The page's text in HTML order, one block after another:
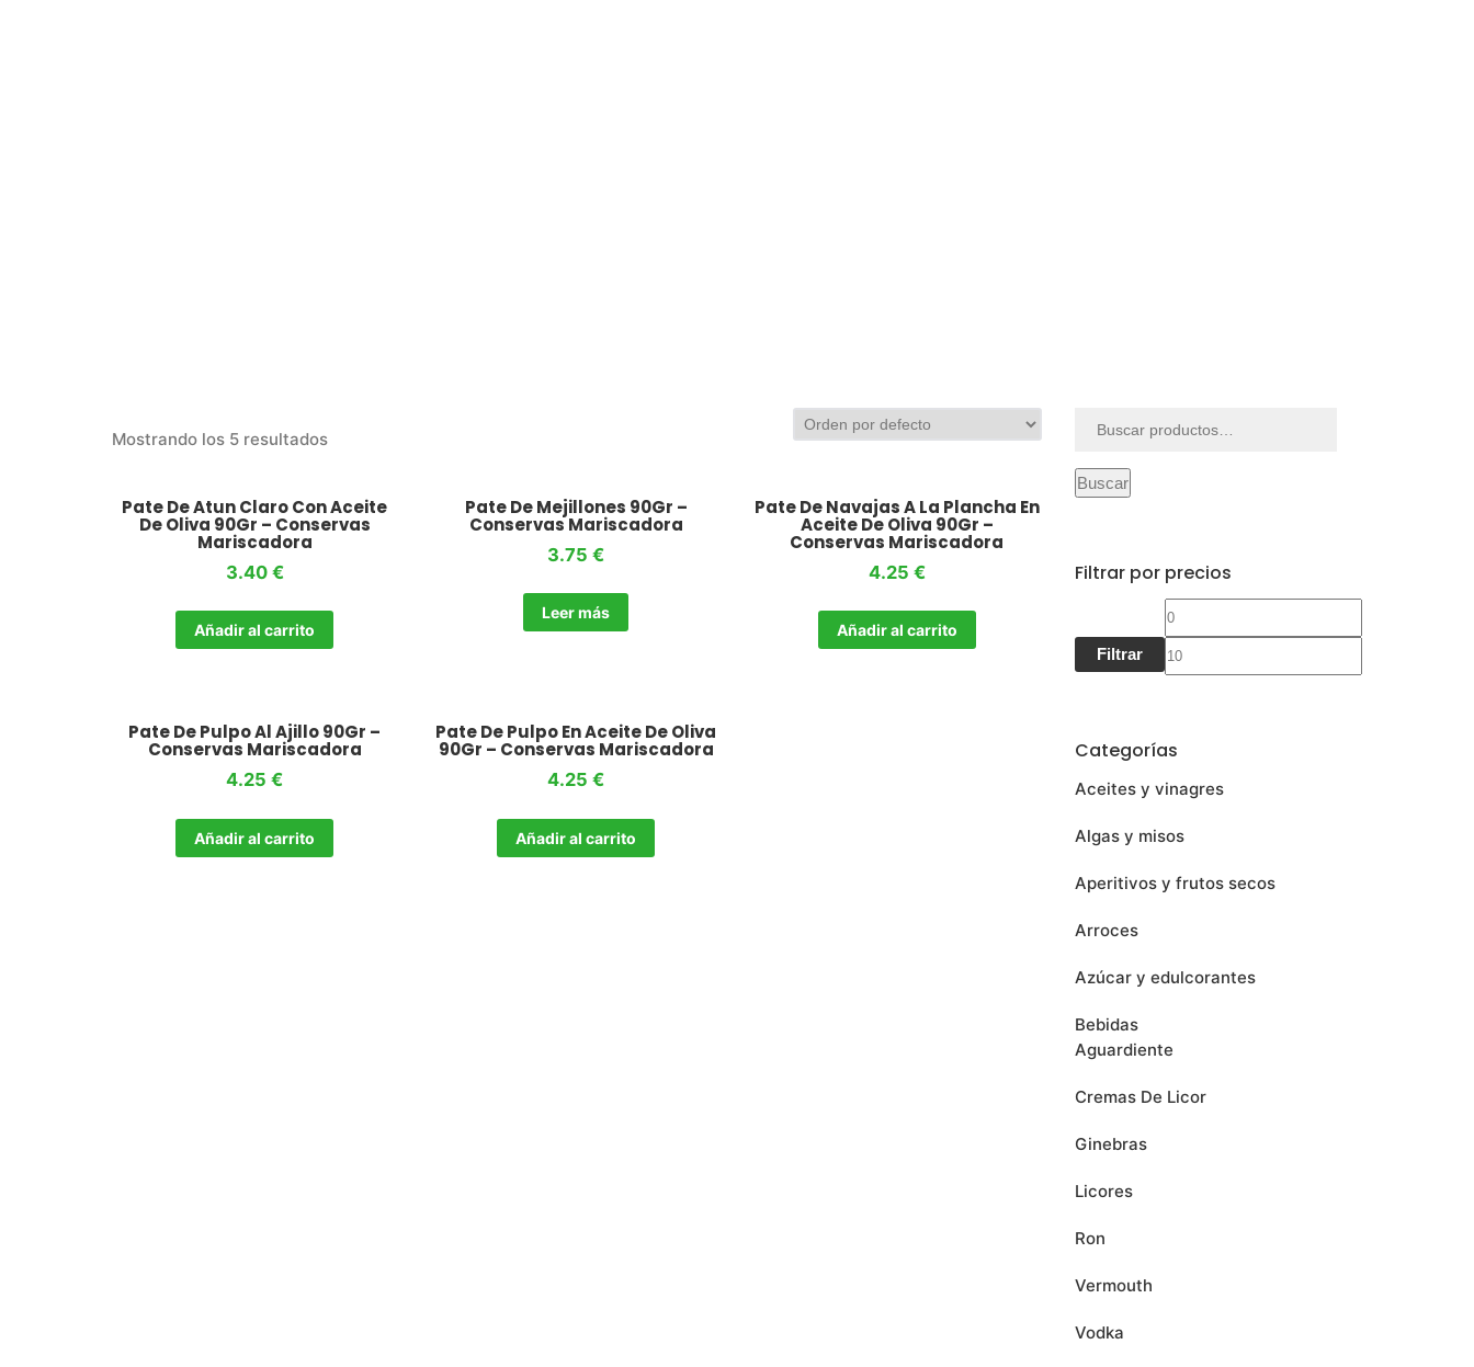
Mostrando los 5 resultados
Pate De Atun Claro Con Aceite
De Oliva 90Gr – Conservas
Mariscadora
3.40 €
Añadir al carrito
Pate De Mejillones 90Gr –
Conservas Mariscadora
3.75€
Leer más
Pate De Navajas A La Plancha En
Aceite De Oliva 90Gr –
Conservas Mariscadora
4.25 €
Añadir al carrito
Pate De Pulpo Al Ajillo 90Gr –
Conservas Mariscadora
4.25€
Añadir al carrito
Pate De Pulpo En Aceite De Oliva
90Gr – Conservas Mariscadora
4.25€
Añadir al carrito
Buscar
Buscar
Filtrar por precios
Filtrar
Categorías
Aceites y vinagres
Algas y misos
Aperitivos y frutos secos
Arroces
Azúcar y edulcorantes
Bebidas
Aguardiente
Cremas De Licor
Ginebras
Licores
Ron
Vermouth
Vodka